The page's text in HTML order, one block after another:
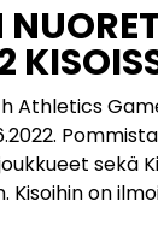
Athletics
sekä
Kisoihin on